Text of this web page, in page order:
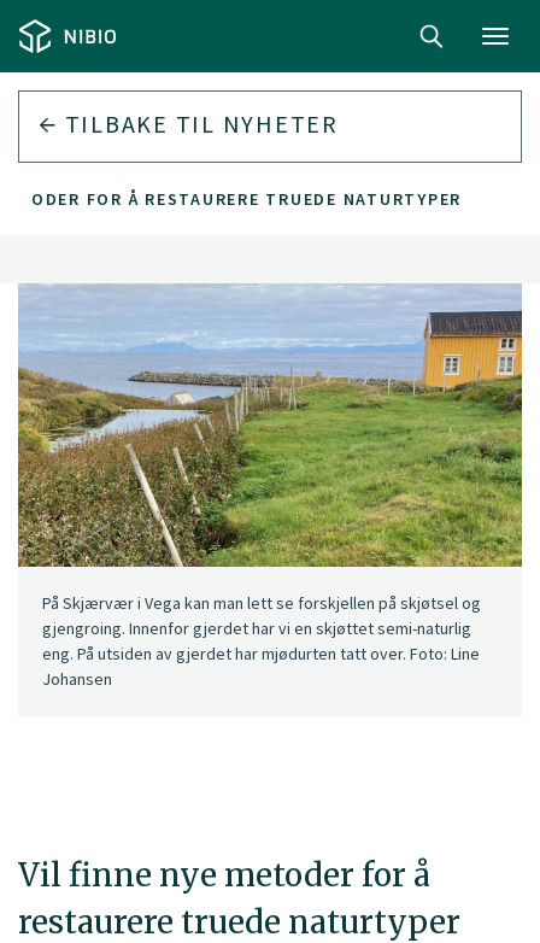
TILBAKE TIL NYHETER
FOR Å RESTAURERE TRUEDE NATURTYPER
Vil finne nye metoder for å
restaurere truede naturtyper
På Skjærvær i Vega kan man lett se forskjellen på skjøtsel og
gjengroing. Innenfor gjerdet har vi en skjøttet semi-naturlig
eng. På utsiden av gjerdet har mjødurten tatt over. Foto: Line
Johansen